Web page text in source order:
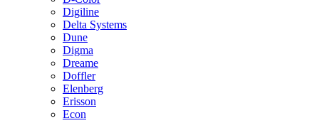
Digiline
Delta Systems
Dune
Digma
Dreame
Doffler
Elenberg
Erisson
Econ